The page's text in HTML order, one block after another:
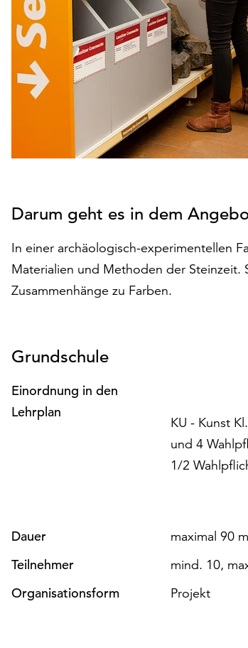
Darum geht es in dem
In einer archäologisch-experimentellen
Materialien und Methoden der Steinzeit.
Zusammenhänge zu Farben.
Grundschule
Einordnung in den
Lehrplan
KU - Kunst
und 4
1/2
Dauer
maximal 90
Teilnehmer
mind. 10,
Organisationsform
Projekt